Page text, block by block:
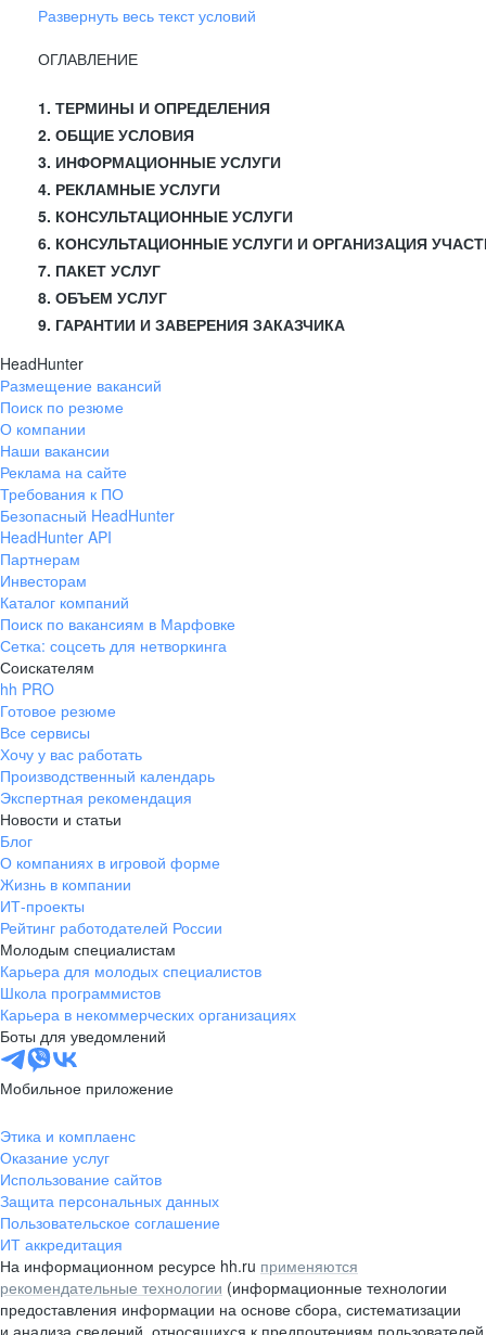
Развернуть весь текст условий
ОГЛАВЛЕНИЕ
1. ТЕРМИНЫ И ОПРЕДЕЛЕНИЯ
2. ОБЩИЕ УСЛОВИЯ
3. ИНФОРМАЦИОННЫЕ УСЛУГИ
4. РЕКЛАМНЫЕ УСЛУГИ
5. КОНСУЛЬТАЦИОННЫЕ УСЛУГИ
6. КОНСУЛЬТАЦИОННЫЕ УСЛУГИ И ОРГАНИЗАЦИЯ
7. ПАКЕТ УСЛУГ
8. ОБЪЕМ УСЛУГ
9. ГАРАНТИИ И ЗАВЕРЕНИЯ ЗАКАЗЧИКА
HeadHunter
Размещение вакансий
Поиск по резюме
О компании
Наши вакансии
Реклама на сайте
Требования к ПО
Безопасный HeadHunter
HeadHunter API
Партнерам
Инвесторам
Каталог компаний
Поиск по вакансиям в Марфовке
Сетка: соцсеть для нетворкинга
Соискателям
hh PRO
Готовое резюме
Все сервисы
Хочу у вас работать
Производственный календарь
Экспертная рекомендация
Новости и статьи
Блог
О компаниях в игровой форме
Жизнь в компании
ИТ-проекты
Рейтинг работодателей России
Молодым специалистам
Карьера для молодых специалистов
Школа программистов
Карьера в некоммерческих организациях
Боты для уведомлений
Мобильное приложение
Этика и комплаенс
Оказание услуг
Использование сайтов
Защита персональных данных
Пользовательское соглашение
ИТ аккредитация
На информационном ресурсе hh.ru применяются
рекомендательные технологии (информационные технологии
предоставления информации на основе сбора, систематизации
и анализа сведений, относящихся к предпочтениям пользователей